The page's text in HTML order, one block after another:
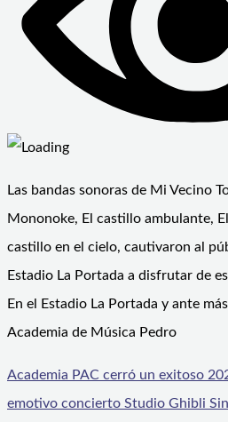
Las bandas sonoras de Mi Vecino
Mononoke, El castillo ambulante,
castillo en el cielo, cautivaron al
Estadio La Portada a disfrutar de
En el Estadio La Portada y ante
Academia de Música Pedro
Academia PAC cerró un exitoso
emotivo concierto Studio Ghibli